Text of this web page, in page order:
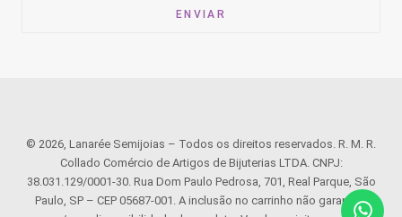
© 2026, Lanarée Semijoias – Todos os direitos reservados. R. M. R.
Collado Comércio de Artigos de Bijuterias LTDA. CNPJ:
38.031.129/0001-30. Rua Dom Paulo Pedrosa, 701, Real Parque, São
Paulo, SP – CEP 05687-001. A inclusão no carrinho não garante o